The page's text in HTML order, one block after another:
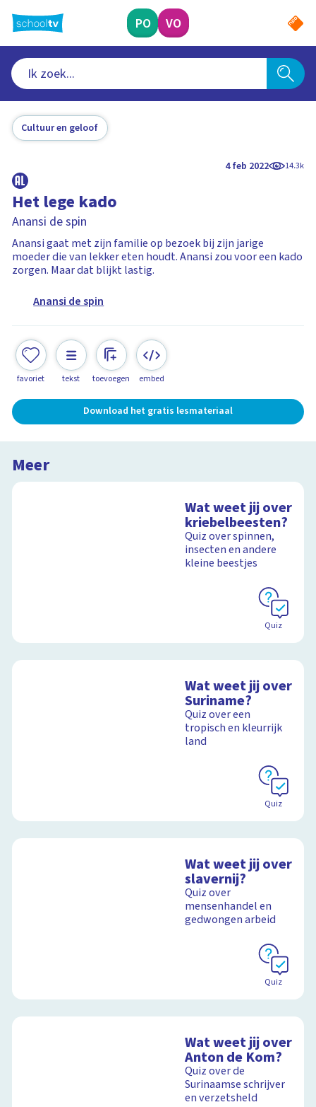
naar
hoofdinhoud
PO VO
Cultuur en geloof
4 feb 2022 14.3k
Het lege kado
Anansi de spin
Anansi gaat met zijn familie op bezoek bij zijn jarige
moeder die van lekker eten houdt. Anansi zou voor een kado
zorgen. Maar dat blijkt lastig.
Anansi de spin
favoriet tekst toevoegen embed
Download het gratis lesmateriaal
Meer
Wat weet jij over
kriebelbeesten?
Quiz over spinnen,
insecten en andere
kleine beestjes
Quiz
Wat weet jij over
Suriname?
Quiz over een
tropisch en kleurrijk
land
Quiz
Wat weet jij over
slavernij?
Quiz over
mensenhandel en
gedwongen arbeid
Quiz
Wat weet jij over
Anton de Kom?
Quiz over de
Surinaamse schrijver
en verzetsheld